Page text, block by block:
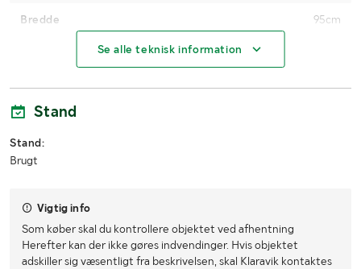
Bredde 95cm
Se alle teknisk information
Stand
Stand:
Brugt
Vigtig info
Som køber skal du kontrollere objektet ved afhentning
Herefter kan der ikke gøres indvendinger. Hvis objektet
adskiller sig væsentligt fra beskrivelsen, skal Klaravik kontaktes